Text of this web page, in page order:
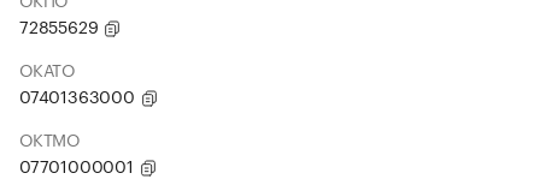
72855629
ОКАТО
07401363000
ОКТМО
07701000001